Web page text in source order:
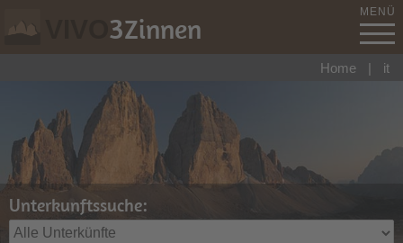
3Zinnen MENÜ
Unterkunftssuche:
Home | it